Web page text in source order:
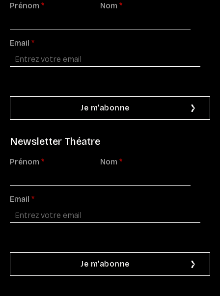
Prénom * Nom *
Email *
Newsletter Théatre
Prénom * Nom *
Email *